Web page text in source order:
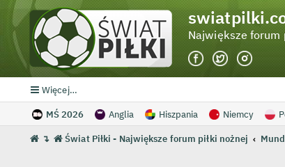
Największe forum
Więcej…
MŚ 2026 Anglia Hiszpania Niemcy
↴ Świat Piłki - Największe forum piłki nożnej